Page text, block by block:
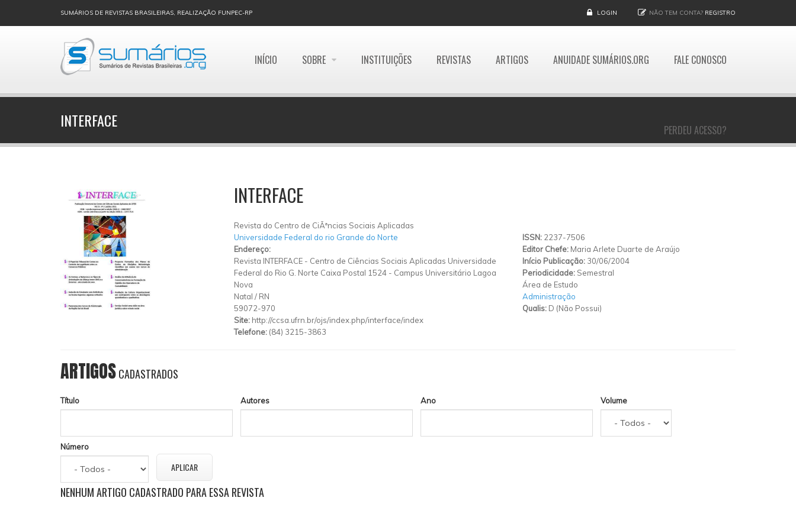
SUMÁRIOS DE REVISTAS BRASILEIRAS, REALIZAÇÃO FUNPEC-RP LOGIN NÃO TEM CONTA? REGISTRO
INÍCIO SOBRE INSTITUIÇÕES REVISTAS ARTIGOS ANUIDADE SUMÁRIOS.ORG FALE CONOSCO
PERDEU ACESSO?
INTERFACE
INTERFACE
Revista do Centro de CiÃªncias Sociais Aplicadas
Universidade Federal do rio Grande do Norte
Endereço:
Revista INTERFACE - Centro de Ciências Sociais Aplicadas Universidade
Federal do Rio G. Norte Caixa Postal 1524 - Campus Universitário Lagoa
Nova
Natal / RN
59072-970
Site: http://ccsa.ufrn.br/ojs/index.php/interface/index
Telefone: (84) 3215-3863
ISSN: 2237-7506
Editor Chefe: Maria Arlete Duarte de Araújo
Início Publicação: 30/06/2004
Periodicidade: Semestral
Área de Estudo
Administração
Qualis: D (Não Possui)
ARTIGOSCADASTRADOS
Título Autores Ano Volume
Número
NENHUM ARTIGO CADASTRADO PARA ESSA REVISTA